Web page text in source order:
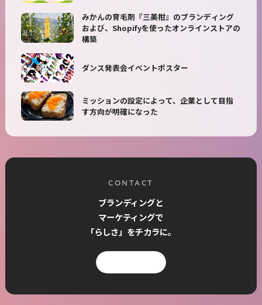
みかんの育毛剤『三美柑』のブランディング
および、Shopifyを使ったオンラインストアの
構築
ダンス発表会イベントポスター
ミッションの設定によって、企業として目指
す方向が明確になった
CONTACT
ブランディングと
マーケティングで
「らしさ」をチカラに。